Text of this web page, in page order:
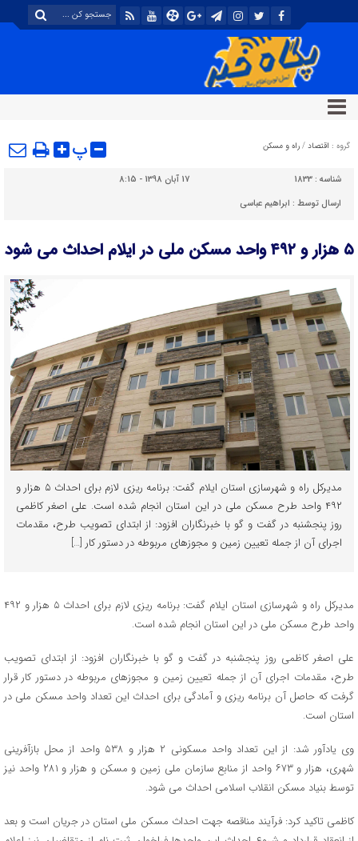
گروه : اقتصاد / راه و مسکن پ
شناسه : 1833
17 آبان 1398 - 8:15
ارسال توسط : ابراهیم عباسی
۵ هزار و ۴۹۲ واحد مسکن ملی در ایلام احداث می شود
مدیرکل راه و شهرسازی استان ایلام گفت: برنامه ریزی لازم برای احداث ۵ هزار و
۴۹۲ واحد طرح مسکن ملی در این استان انجام شده است. علی اصغر کاظمی
روز پنجشنبه در گفت و گو با خبرنگاران افزود: از ابتدای تصویب طرح، مقدمات
اجرای آن از جمله تعیین زمین و مجوزهای مربوطه در دستور کار […]
مدیرکل راه و شهرسازی استان ایلام گفت: برنامه ریزی لازم برای احداث ۵ هزار و ۴۹۲
واحد طرح مسکن ملی در این استان انجام شده است.
علی اصغر کاظمی روز پنجشنبه در گفت و گو با خبرنگاران افزود: از ابتدای تصویب
طرح، مقدمات اجرای آن از جمله تعیین زمین و مجوزهای مربوطه در دستور کار قرار
گرفت که حاصل آن برنامه ریزی و آمادگی برای احداث این تعداد واحد مسکن ملی در
استان است.
وی یادآور شد: از این تعداد واحد مسکونی ۲ هزار و ۵۳۸ واحد از محل بازآفرینی
شهری، هزار و ۶۷۳ واحد از منابع سازمان ملی زمین و مسکن و هزار و ۲۸۱ واحد نیز
توسط بنیاد مسکن انقلاب اسلامی احداث می شود.
کاظمی تاکید کرد: فرآیند مناقصه جهت احداث مسکن ملی استان در جریان است و بعد